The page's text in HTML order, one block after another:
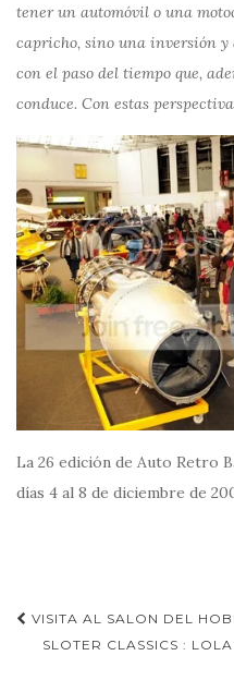
tener un automóvil o una
capricho, sino una inversión y
con el paso del tiempo que,
conduce. Con estas
La 26 edición de Auto Retro
días 4 al 8 de diciembre de
Navegación
de
VISITA AL SALON DEL
SLOTER CLASSICS :